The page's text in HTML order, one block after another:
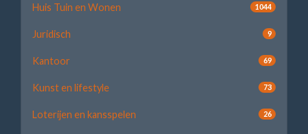
Huis Tuin en Wonen 1044
Juridisch 9
Kantoor 69
Kunst en lifestyle 73
Loterijen en kansspelen 26